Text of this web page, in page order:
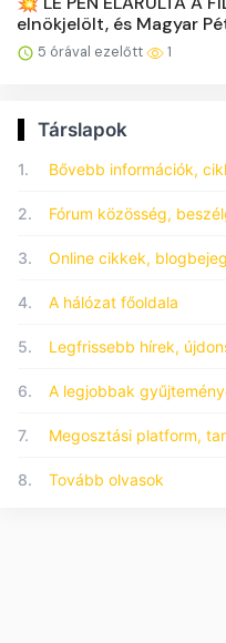
elnökjelölt, és Magyar
5 órával ezelőtt 1
Társlapok
1. Bővebb információk,
2. Fórum közösség,
3. Online cikkek,
4. A hálózat főoldala
5. Legfrissebb hírek,
6. A legjobbak
7. Megosztási platform,
8. Tovább olvasok